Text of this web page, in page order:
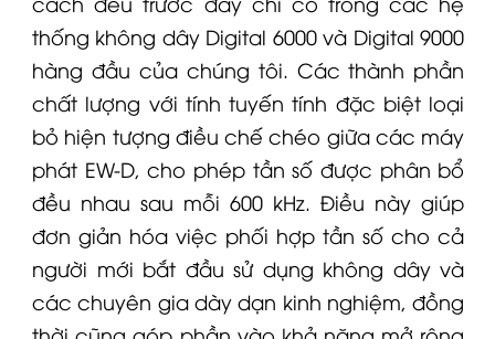
thống không dâyDigital 6000và Digital 9000
hàng đầu của chúng tôi. Các thành phần
chất lượng với tính tuyến tính đặc biệt loại
bỏ hiện tượng điều chế chéo giữa các máy
phátEW-D, cho phép tần số được phân bổ
đều nhau sau mỗi 600 kHz. Điều này giúp
đơn giản hóa việc phối hợp tần số cho cả
người mới bắt đầu sử dụng không dây và
các chuyên gia dày dạn kinh nghiệm, đồng
thời cũng góp phần vào khả năng mở rộng